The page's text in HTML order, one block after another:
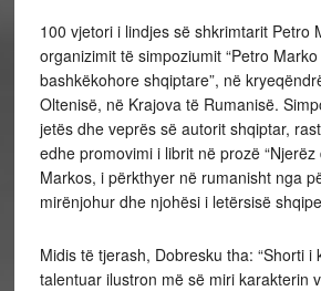
100 vjetori i lindjes së shkrimtarit Petro
organizimit të simpoziumit “Petro
bashkëkohore shqiptare”, në
Oltenisë, në Krajova të Rumanisë.
jetës dhe veprës së autorit shqiptar,
edhe promovimi i librit në prozë
Markos, i përkthyer në rumanisht nga
mirënjohur dhe njohësi i letërsisë
Midis të tjerash, Dobresku tha: “Shorti i
talentuar ilustron më së miri karakterin